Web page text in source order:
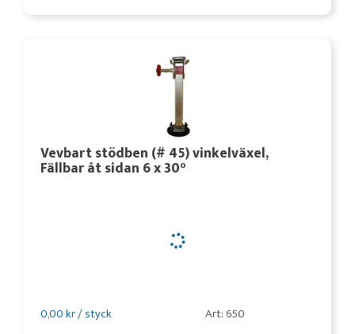
Vevbart stödben (# 45) vinkelväxel,
Fällbar åt sidan 6 x 30°
0,00 kr / styck Art: 650